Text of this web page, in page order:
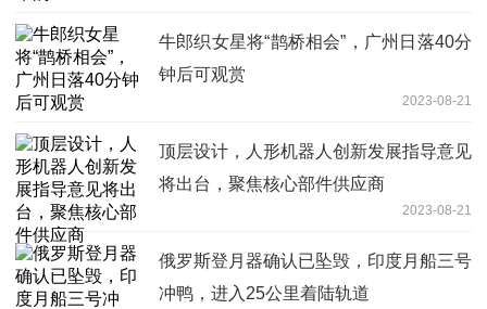
牛郎织女星将“鹊桥相会”，广州日落40分
钟后可观赏
2023-08-21
顶层设计，人形机器人创新发展指导意见
将出台，聚焦核心部件供应商
2023-08-21
俄罗斯登月器确认已坠毁，印度月船三号
冲鸭，进入25公里着陆轨道